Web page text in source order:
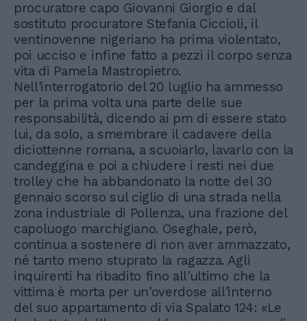
procuratore capo Giovanni Giorgio e dal
sostituto procuratore Stefania Ciccioli, il
ventinovenne nigeriano ha prima violentato,
poi ucciso e infine fatto a pezzi il corpo senza
vita di Pamela Mastropietro.
Nell'interrogatorio del 20 luglio ha ammesso
per la prima volta una parte delle sue
responsabilità, dicendo ai pm di essere stato
lui, da solo, a smembrare il cadavere della
diciottenne romana, a scuoiarlo, lavarlo con la
candeggina e poi a chiudere i resti nei due
trolley che ha abbandonato la notte del 30
gennaio scorso sul ciglio di una strada nella
zona industriale di Pollenza, una frazione del
capoluogo marchigiano. Oseghale, però,
continua a sostenere di non aver ammazzato,
né tanto meno stuprato la ragazza. Agli
inquirenti ha ribadito fino all'ultimo che la
vittima è morta per un'overdose all'interno
del suo appartamento di via Spalato 124: «Le